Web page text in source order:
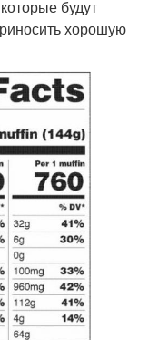
будут
хорошую